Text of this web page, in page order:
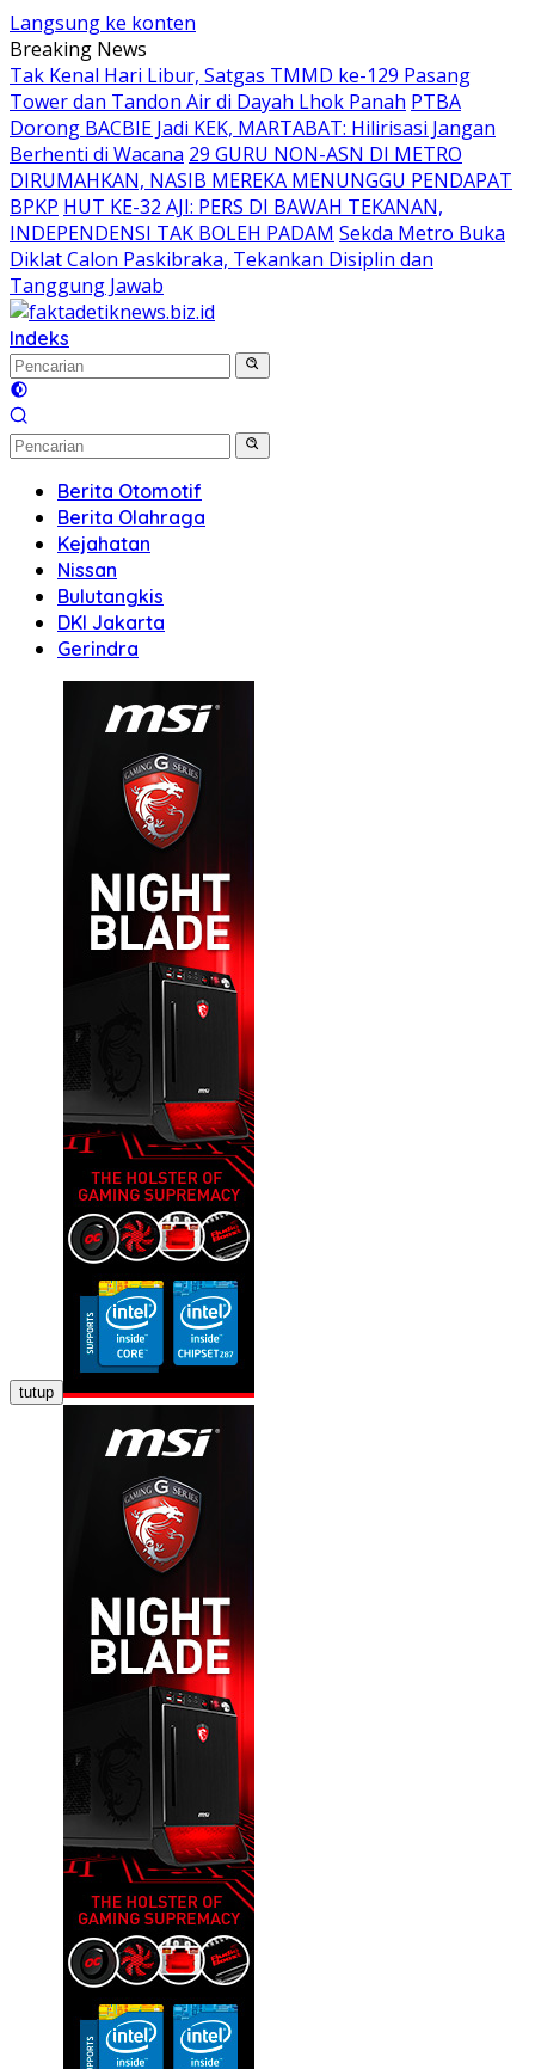
Langsung ke konten
Breaking News
Tak Kenal Hari Libur, Satgas TMMD ke-129 Pasang
Tower dan Tandon Air di Dayah Lhok Panah PTBA
Dorong BACBIE Jadi KEK, MARTABAT: Hilirisasi Jangan
Berhenti di Wacana 29 GURU NON-ASN DI METRO
DIRUMAHKAN, NASIB MEREKA MENUNGGU PENDAPAT
BPKP HUT KE-32 AJI: PERS DI BAWAH TEKANAN,
INDEPENDENSI TAK BOLEH PADAM Sekda Metro Buka
Diklat Calon Paskibraka, Tekankan Disiplin dan
Tanggung Jawab
Indeks
Berita Otomotif
Berita Olahraga
Kejahatan
Nissan
Bulutangkis
DKI Jakarta
Gerindra
tutup